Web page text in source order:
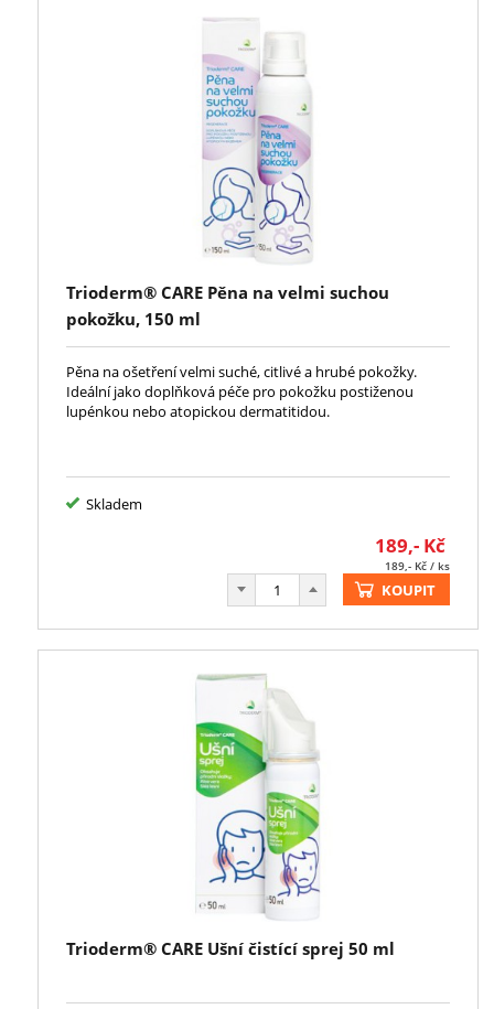
Trioderm® CARE Pěna na velmi suchou
pokožku, 150 ml
Pěna na ošetření velmi suché, citlivé a hrubé pokožky.
Ideální jako doplňková péče pro pokožku postiženou
lupénkou nebo atopickou dermatitidou.
Skladem
189,- Kč
189,- Kč / ks
KOUPIT
Trioderm® CARE Ušní čistící sprej 50 ml